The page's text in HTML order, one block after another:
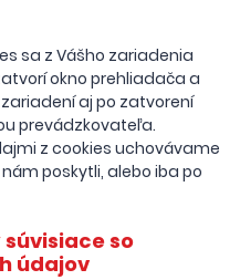
sa z Vášho zariadenia
okno prehliadača a
aj po zatvorení
prevádzkovateľa.
z cookies uchovávame
poskytli, alebo iba po
so
údajov